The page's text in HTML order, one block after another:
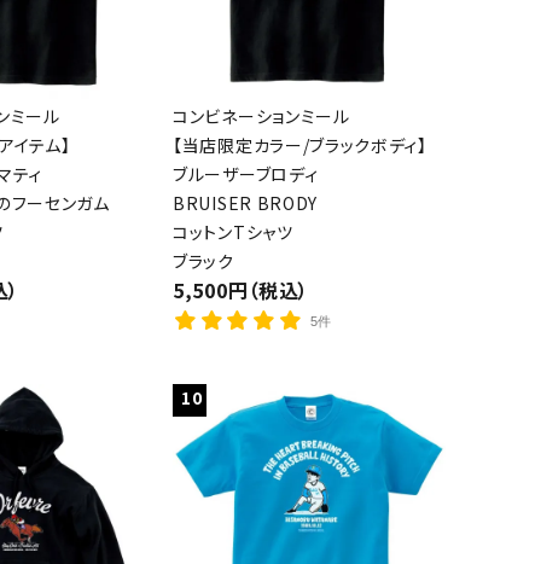
ミール
イテム】
ティ
フーセンガム
コンビネーションミール
【当店限定カラー/ブラックボディ】
ブルーザーブロディ
BRUISER BRODY
コットンTシャツ
ブラック
5,500円（税込）
5件
10